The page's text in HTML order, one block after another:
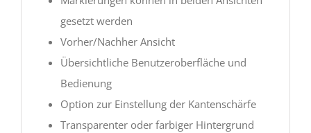
gesetzt werden
Vorher/Nachher Ansicht
Übersichtliche Benutzeroberfläche und
Bedienung
Option zur Einstellung der Kantenschärfe
Transparenter oder farbiger Hintergrund